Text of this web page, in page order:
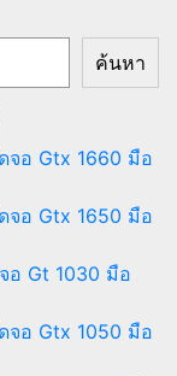
ค้นหา
จอ Gtx 1660 มือ
จอ Gtx 1650 มือ
อ Gt 1030 มือ
จอ Gtx 1050 มือ